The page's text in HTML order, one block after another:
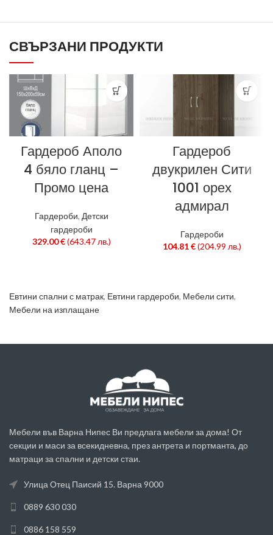
СВЪРЗАНИ ПРОДУКТИ
Гардероб Аполо
4 бяло гланц –
Промо цена
Гардероби, Детски
гардероби
329.00€ (643.47 лв.)
Гардероб
двукрилен Сити
1001 орех
адмирал
Гардероби
104.81€ (204.99 лв.)
Евтини спални с матрак, Евтини гардероби, Мебели сити,
Мебели на изплащане
Мебели във Варна Нипес Ви предлага мебели за дома! От
секции и маси за всекидневна, през антрета и портманта, до
матраци за спални и детски стаи.
Улица Отец Паисий 15. Варна 9000
0889 630 030
0886 158 559